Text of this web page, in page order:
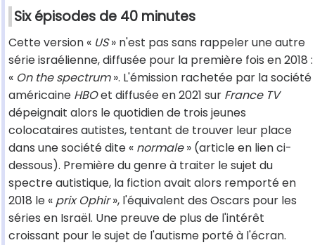
Six épisodes de 40 minutes
Cette version « US» n'est pas sans rappeler une autre
série israélienne, diffusée pour la première fois en 2018 :
« On the spectrum». L'émission rachetée par la société
américaine HBOet diffusée en 2021 sur France TV
dépeignait alors le quotidien de trois jeunes
colocataires autistes, tentant de trouver leur place
dans une société dite « normale» (article en lien ci-
dessous). Première du genre à traiter le sujet du
spectre autistique, la fiction avait alors remporté en
2018 le « prix Ophir», l'équivalent des Oscars pour les
séries en Israël. Une preuve de plus de l'intérêt
croissant pour le sujet de l'autisme porté à l'écran.